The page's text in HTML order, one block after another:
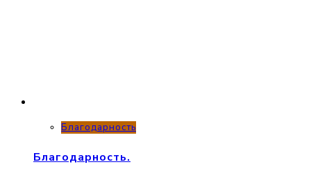
Благодарность
Благодарность.